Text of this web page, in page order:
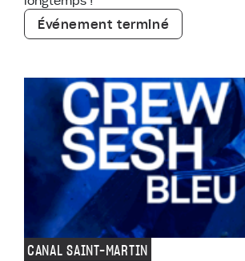
Événement terminé
CANAL SAINT-MARTIN